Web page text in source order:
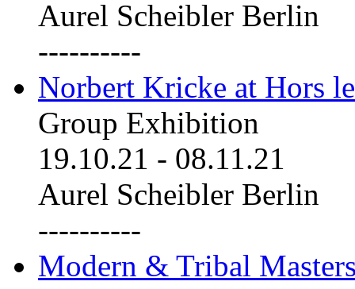
Aurel Scheibler Berlin
----------
Norbert Kricke at Hors
Group Exhibition
19.10.21 - 08.11.21
Aurel Scheibler Berlin
----------
Modern & Tribal